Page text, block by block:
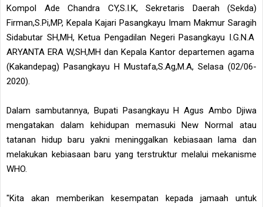
Kompol Ade Chandra CY,S.I.K, Sekretaris Daerah (Sekda)
Firman,S.Pi,MP, Kepala Kajari Pasangkayu Imam Makmur Saragih
Sidabutar SH,MH, Ketua Pengadilan Negeri Pasangkayu I.G.N.A
ARYANTA ERA W,SH,MH dan Kepala Kantor departemen agama
(Kakandepag) Pasangkayu H Mustafa,S.Ag,M.A, Selasa (02/06-
2020).
Dalam sambutannya, Bupati Pasangkayu H Agus Ambo Djiwa
mengatakan dalam kehidupan memasuki New Normal atau
tatanan hidup baru yakni meninggalkan kebiasaan lama dan
melakukan kebiasaan baru yang terstruktur melalui mekanisme
WHO.
"Kita akan memberikan kesempatan kepada jamaah untuk